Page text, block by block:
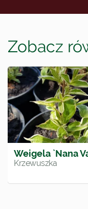
Zobacz
Weigela `Nana
Krzewuszka